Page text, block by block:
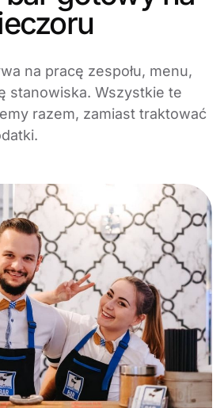
na pracę zespołu, menu,
stanowiska. Wszystkie te
razem, zamiast traktować